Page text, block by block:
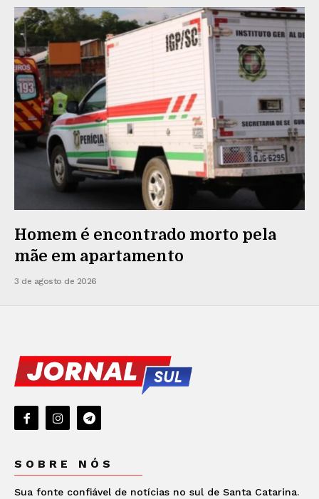
Homem é encontrado morto pela
mãe em apartamento
3 de agosto de 2026
SOBRE NÓS
Sua fonte confiável de notícias no sul de Santa Catarina.